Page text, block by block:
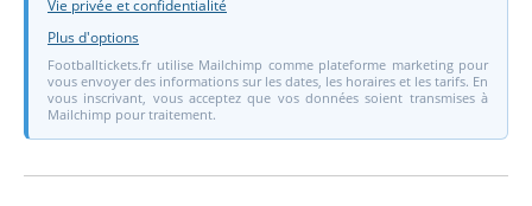
Vie privée et confidentialité
Plus d'options
Footballtickets.fr utilise Mailchimp comme plateforme marketing pour
vous envoyer des informations sur les dates, les horaires et les tarifs. En
vous inscrivant, vous acceptez que vos données soient transmises à
Mailchimp pour traitement.